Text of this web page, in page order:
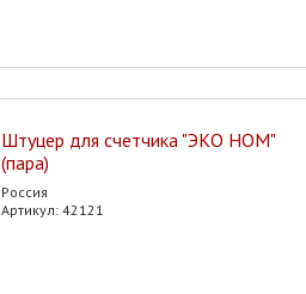
Штуцер для счетчика "ЭКО НОМ"
(пара)
Россия
Артикул: 42121